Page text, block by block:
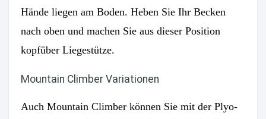
Hände liegen am Boden. Heben Sie Ihr Becken
nach oben und machen Sie aus dieser Position
kopfüber Liegestütze.
Mountain Climber Variationen
Auch Mountain Climber können Sie mit der Plyo-